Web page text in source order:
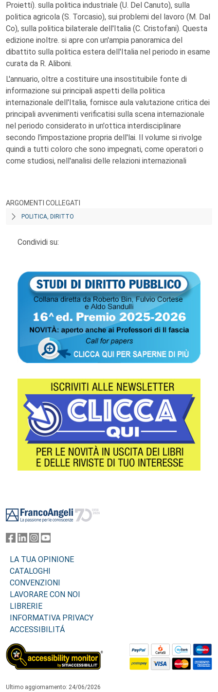
Proietti). sulla politica industriale (U. Del Canuto), sulla
politica agricola (S. Torcasio), sui problemi del lavoro (M. Dal
Co), sulla politica bilaterale dell'Italia (C. Cristofani). Questa
edizione inoltre. si apre con un'ampia panoramica del
dibattito sulla politica estera dell'Italia nel periodo in esame
curata da R. Aliboni.
L'annuario, oltre a costituire una insostituibile fonte di
informazione sui principali aspetti della politica
internazionale dell'Italia, fornisce aula valutazione critica dei
principali avvenimenti verificatisi sulla scena internazionale
nel periodo considerato in un'ottica interdisciplinare
secondo l'impostazione propria dell'lai. Il volume si rivolge
quindi a tutti coloro che sono impegnati, come operatori o
come studiosi, nell'analisi delle relazioni internazionali
ARGOMENTI COLLEGATI
POLITICA, DIRITTO
Condividi su:
LA TUA OPINIONE
CATALOGHI
CONVENZIONI
LAVORARE CON NOI
LIBRERIE
INFORMATIVA PRIVACY
ACCESSIBILITÁ
Ultimo aggiornamento: 24/06/2026